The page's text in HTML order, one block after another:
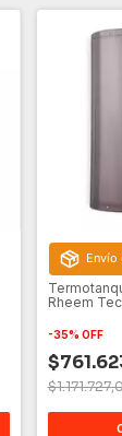
Envío
Rheem
-35% OFF